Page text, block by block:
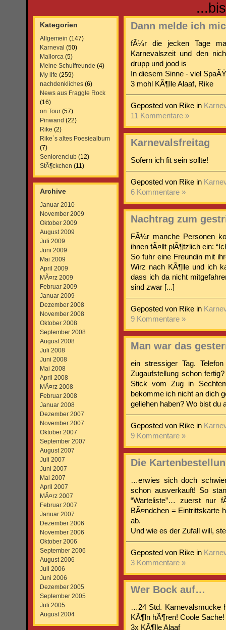
Kategorien
Allgemein (147)
Karneval (50)
Mallorca (5)
Meine Schulfreunde (4)
My life (259)
nachdenkliches (6)
News aus Fraggle Rock
(16)
on Tour (57)
Pinwand (22)
Rike (2)
Rike`s altes Poesiealbum
(7)
Seniorenclub (12)
StÃ¶ckchen (11)
Archive
Januar 2010
November 2009
Oktober 2009
August 2009
Juli 2009
Juni 2009
Mai 2009
April 2009
MÃ¤rz 2009
Februar 2009
Januar 2009
Dezember 2008
November 2008
Oktober 2008
September 2008
August 2008
Juli 2008
Juni 2008
Mai 2008
April 2008
MÃ¤rz 2008
Februar 2008
Januar 2008
Dezember 2007
November 2007
Oktober 2007
September 2007
August 2007
Juli 2007
Juni 2007
Mai 2007
April 2007
MÃ¤rz 2007
Februar 2007
Januar 2007
Dezember 2006
November 2006
Oktober 2006
September 2006
August 2006
Juli 2006
Juni 2006
Dezember 2005
September 2005
Juli 2005
August 2004
Dann melde ich
fÃ¼r die jecken Tage
Karnevalszeit und den
drupp und jood is
In diesem Sinne - viel
3 mohl KÃ¶lle Alaaf, Rike
Geposted von Rike in
11 Kommentare »
Karnevalsfreitag
Sofern ich fit sein sollte!
Geposted von Rike in
6 Kommentare »
Nachtrag zum
FÃ¼r manche Personen
ihnen fÃ¤llt plÃ¶tzlich ein:
So fuhr eine Freundin mit
Wirz nach KÃ¶lle und ich
dass ich da nicht
sind zwar [...]
Geposted von Rike in
9 Kommentare »
Man war das
ein stressiger Tag.
Zugaufstellung schon
Stick vom Zug in
bekomme ich nicht an dich
geliehen haben? Wo bist du
Geposted von Rike in
9 Kommentare »
Die
…erwies sich doch
schon ausverkauft! So
“Warteliste”… zuerst nur
BÃ¤ndchen = Eintrittskarte
ab.
Und wie es der Zufall will,
Geposted von Rike in
3 Kommentare »
Wer Bock auf…
…24 Std. Karnevalsmucke
KÃ¶ln hÃ¶ren! Coole Sache!
3x KÃ¶lle Alaaf